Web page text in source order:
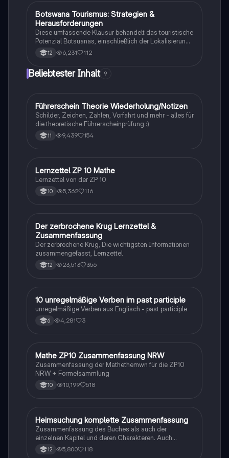
Geographie/Erdkunde
Botswana Tourismus: Strategien &
Herausforderungen
Diese umfassende Klausur behandelt das touristische
Potenzial Botsuanas, einschließlich der Lokalisierung,
Entwicklung und Bewertung der Nachhaltigkeit.
Analysiert werden die ökonomischen, sozialen und
Ideal für Oberstufenschüler, die sich auf Erdkunde-
12 6,231 112
Beliebtester Inhalt 9
Lerntipps
Führerschein Theorie Wiederholung/Notizen
Schilder, Zeichen, Zahlen, Vorfahrt und mehr - alles für
die theoretische Führerscheinprüfung :)
11 9,439 154
Mathe
Lernzettel ZP 10 Mathe
Lernzettel von der ZP 10
10 5,362 116
Deutsch
Der zerbrochene Krug Lernzettel &
Zusammenfassung
Der zerbrochene Krug, Die wichtigsten Informationen
zusammengefasst, Lernzettel
12 23,513 356
1 Englisch
10 unregelmäßige Verben im past participle
unregelmäßige Verben aus Englisch - past participle
6 4,281 3
Mathe
Mathe ZP10 Zusammenfassung NRW
Zusammenfassung der Mathethemwn für die ZP10
NRW + Formelsammlung
10 10,199 518
Deutsch
Heimsuchung komplette Zusammenfassung
Zusammenfassung des Buches als auch der
einzelnen Kapitel und deren Charakteren. Auch
tabellarisch. Im Unterricht ohne KI erstellt
12 5,800 118